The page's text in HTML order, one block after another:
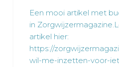
Een mooi artikel met
in
artikel hier:
https://
wil-me-inzetten-voor-